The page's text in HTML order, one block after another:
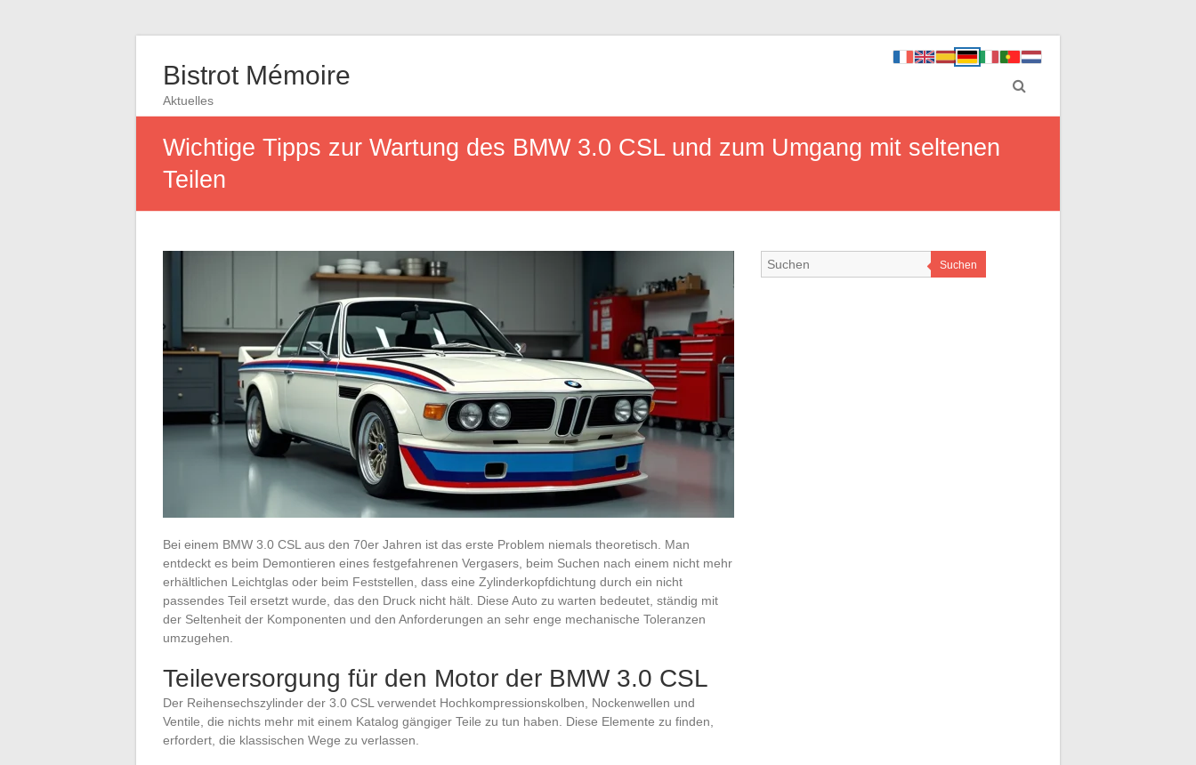
Bistrot Mémoire
Aktuelles
Wichtige Tipps zur Wartung des BMW 3.0 CSL und zum Umgang mit seltenen
Teilen
Bei einem BMW 3.0 CSL aus den 70er Jahren ist das erste Problem niemals theoretisch. Man
entdeckt es beim Demontieren eines festgefahrenen Vergasers, beim Suchen nach einem nicht mehr
erhältlichen Leichtglas oder beim Feststellen, dass eine Zylinderkopfdichtung durch ein nicht
passendes Teil ersetzt wurde, das den Druck nicht hält. Diese Auto zu warten bedeutet, ständig mit
der Seltenheit der Komponenten und den Anforderungen an sehr enge mechanische Toleranzen
umzugehen.
Teileversorgung für den Motor der BMW 3.0 CSL
Der Reihensechszylinder der 3.0 CSL verwendet Hochkompressionskolben, Nockenwellen und
Ventile, die nichts mehr mit einem Katalog gängiger Teile zu tun haben. Diese Elemente zu finden,
erfordert, die klassischen Wege zu verlassen.
Suchen